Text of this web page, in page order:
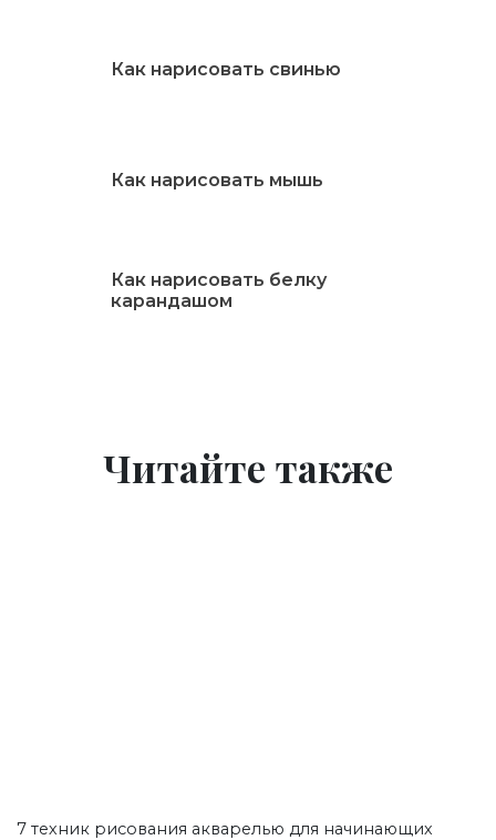
Как нарисовать свинью
Как нарисовать мышь
Как нарисовать белку
карандашом
Читайте также
7 техник рисования акварелью для начинающих